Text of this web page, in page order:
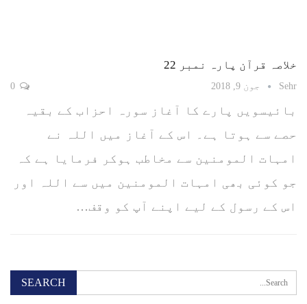
خلاصہ قرآن پارہ نمبر 22
Sehr جون 9, 2018
بائیسویں پارے کا آغاز سورہ احزاب کے بقیہ
حصے سے ہوتا ہے۔ اس کے آغاز میں اللہ نے
امہات المومنین سے مخاطب ہوکر فرمایا ہے کہ
جو کوئی بھی امہات المومنین میں سے اللہ اور
اس کے رسول کے لیے اپنے آپ کو وقف…